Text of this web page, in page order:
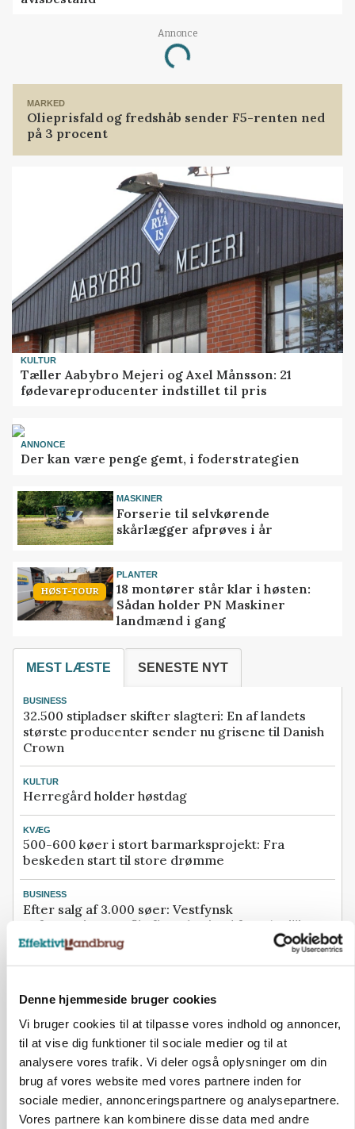
Denne hjemmeside bruger cookies
Vi bruger cookies til at tilpasse vores indhold og annoncer,
til at vise dig funktioner til sociale medier og til at
analysere vores trafik. Vi deler også oplysninger om din
brug af vores website med vores partnere inden for
sociale medier, annonceringspartnere og analysepartnere.
Vores partnere kan kombinere disse data med andre
Annonce
Loading...
MARKED
Olieprisfald og fredshåb sender F5-renten ned
på 3 procent
KULTUR
Tæller Aabybro Mejeri og Axel Månsson: 21
fødevareproducenter indstillet til pris
ANNONCE
Der kan være penge gemt, i foderstrategien
MASKINER
Forserie til selvkørende
skårlægger afprøves i år
HØST-TOUR
PLANTER
18 montører står klar i høsten:
Sådan holder PN Maskiner
landmænd i gang
MEST LÆSTE SENESTE NYT
BUSINESS
32.500 stipladser skifter slagteri: En af landets
største producenter sender nu grisene til Danish
Crown
KULTUR
Herregård holder høstdag
KVÆG
500-600 køer i stort barmarksprojekt: Fra
beskeden start til store drømme
BUSINESS
Efter salg af 3.000 søer: Vestfynsk
opformeringsprofil afhænder jord for 85 millioner
Se flere nyheder her
Annonce
Loading...